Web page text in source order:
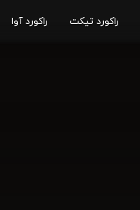
راکورد تیکت راکورد آوا